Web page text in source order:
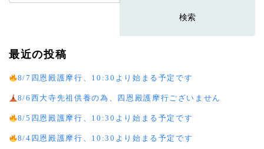
索:
最近の投稿
8/7四恩殿護摩行、10:30より始まる予定です
8/6西大寺先祖供養の為、四恩殿護摩行ございません
8/5四恩殿護摩行、10:30より始まる予定です
8/4四恩殿護摩行、10:30より始まる予定です